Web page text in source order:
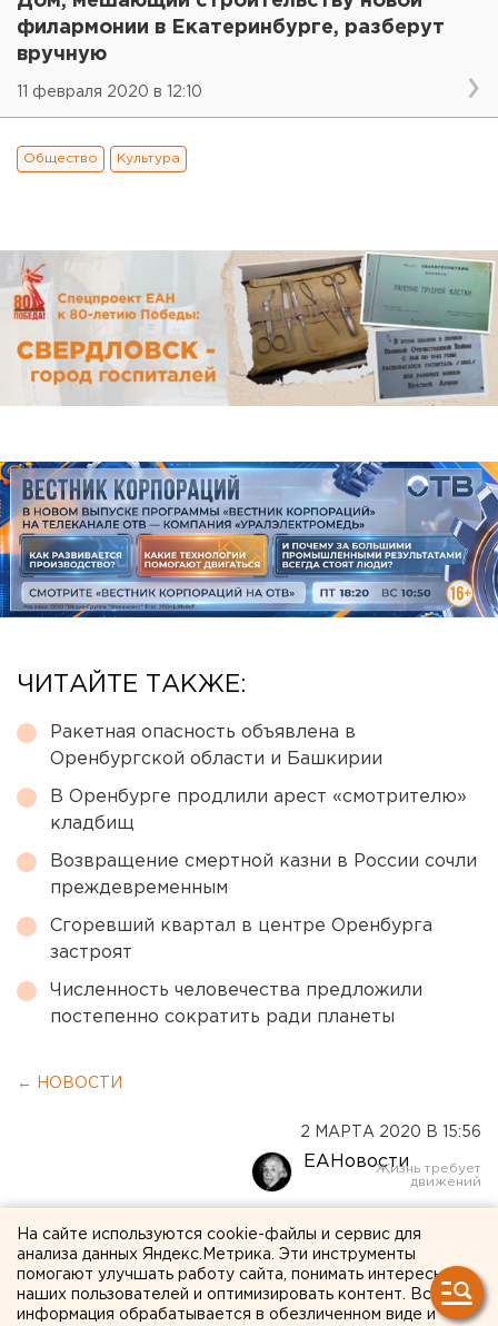
филармонии в Екатеринбурге, разберут
вручную
11 февраля 2020 в 12:10
Общество Культура
ЧИТАЙТЕ ТАКЖЕ:
Ракетная опасность объявлена в
Оренбургской области и Башкирии
В Оренбурге продлили арест «смотрителю»
кладбищ
Возвращение смертной казни в России сочли
преждевременным
Сгоревший квартал в центре Оренбурга
застроят
Численность человечества предложили
постепенно сократить ради планеты
← НОВОСТИ
2 МАРТА 2020 В 15:56
ЕАНовости
В Екатеринбурге
обстреляли джип
гендиректора
На сайте используются cookie-файлы и сервис для
анализа данных Яндекс.Метрика. Эти инструменты
помогают улучшать работу сайта, понимать интересы
наших пользователей и оптимизировать контент. Вся
информация обрабатывается в обезличенном виде и